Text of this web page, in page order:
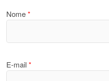
Nome*
E-mail*